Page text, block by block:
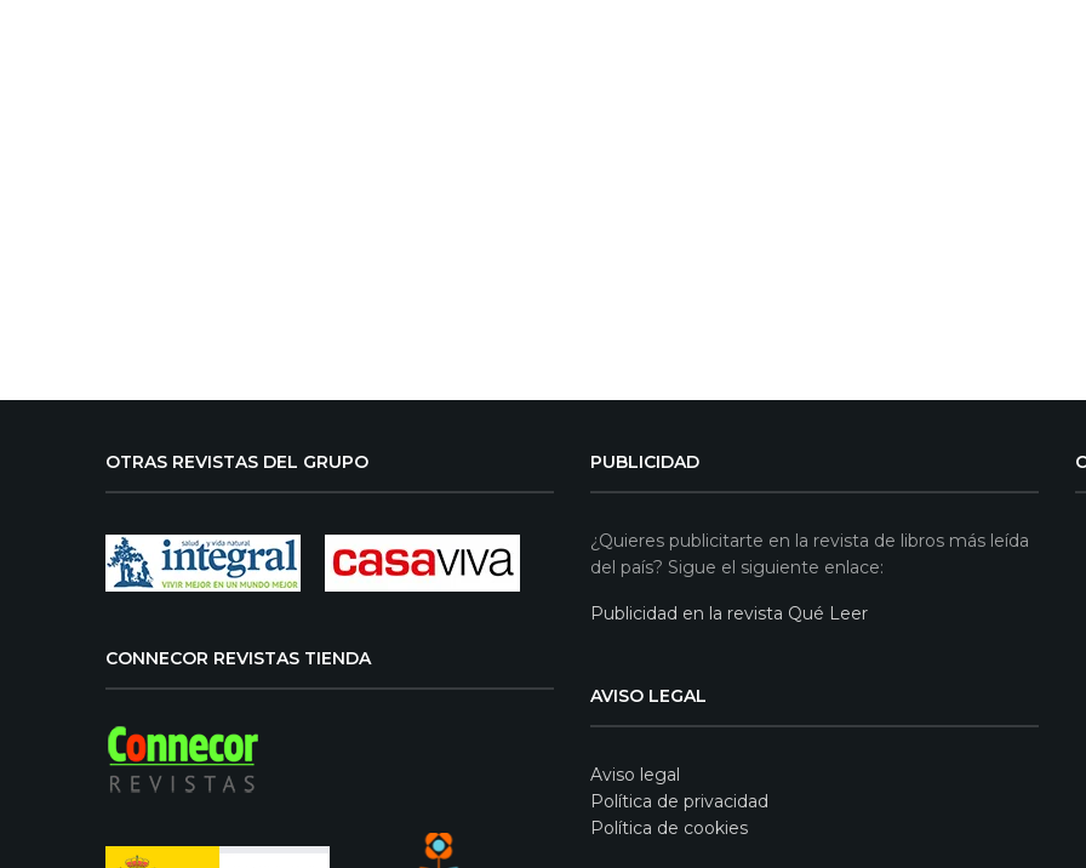
OTRAS REVISTAS DEL GRUPO
CONNECOR REVISTAS TIENDA
PUBLICIDAD
¿Quieres publicitarte en la revista de libros más leída
del país? Sigue el siguiente enlace:
Publicidad en la revista Qué Leer
AVISO LEGAL
Aviso legal
Política de privacidad
Política de cookies